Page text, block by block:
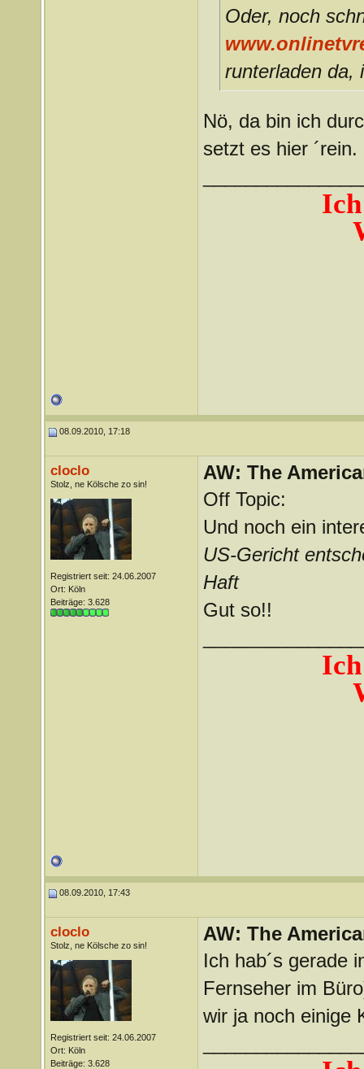
Oder, noch
www.
runterladen da,
Nö, da bin ich
setzt es hier ´rein.
08.09.2010, 17:18
cloclo
Stolz, ne Kölsche zo sin!
Registriert seit: 24.06.2007
Ort: Köln
Beiträge: 3.628
AW: The
Off Topic:
Und noch ein
US-Gericht
Haft
Gut so!!
08.09.2010, 17:43
cloclo
Stolz, ne Kölsche zo sin!
Registriert seit: 24.06.2007
Ort: Köln
Beiträge: 3.628
AW: The
Ich hab´s gerade
Fernseher im
wir ja noch einige